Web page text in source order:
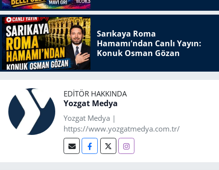
Sarıkaya Roma
Hamamı'ndan Canlı Yayın:
Konuk Osman Gözan
EDITÖR HAKKINDA
Yozgat Medya
Yozgat Medya |
https://www.yozgatmedya.com.tr/